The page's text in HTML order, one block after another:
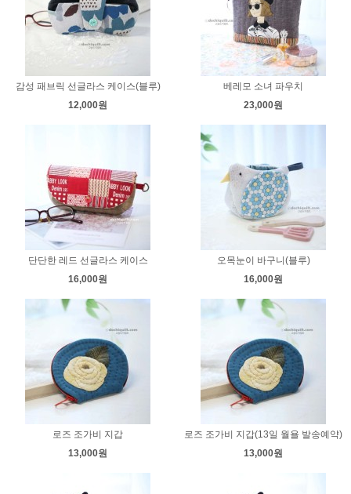
감성 패브릭 선글라스 케이스(블루)
12,000원
베레모 소녀 파우치
23,000원
단단한 레드 선글라스 케이스
16,000원
오목눈이 바구니(블루)
16,000원
로즈 조가비 지갑
13,000원
로즈 조가비 지갑(13일 월욜 발송예약)
13,000원